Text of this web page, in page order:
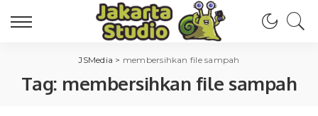
JSMedia > membersihkan file sampah
Tag: membersihkan file sampah